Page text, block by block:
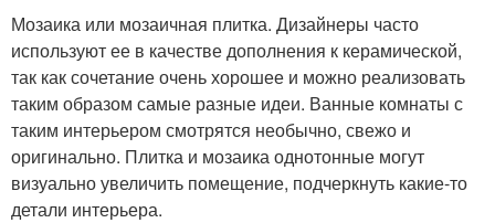
Мозаика или мозаичная плитка. Дизайнеры часто
используют ее в качестве дополнения к керамической,
так как сочетание очень хорошее и можно реализовать
таким образом самые разные идеи. Ванные комнаты с
таким интерьером смотрятся необычно, свежо и
оригинально. Плитка и мозаика однотонные могут
визуально увеличить помещение, подчеркнуть какие-то
детали интерьера.